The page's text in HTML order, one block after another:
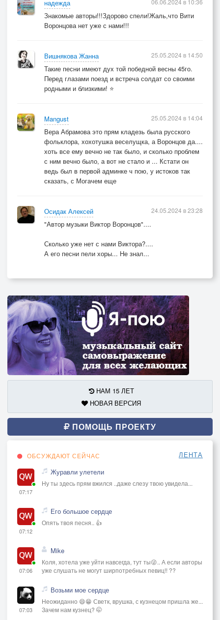
надежда
Знакомые авторы!!!Здорово спели!Жаль,что Вити
Воронцова нет уже с нами!!!
Вишнякова Жанна
Такие песни имеют дух той победной весны 45го.
Перед глазами поезд и встреча солдат со своими
родными и близкими! ⭐
25.05.2024 в 14:50
Mangust
Вера Абрамова это прям кладезь была русского
фольклора, хохотушка веселущка, а Воронцов да....
хоть все ему вечно не так было, и сколько проблем
с ним вечно было, а вот не стало и ... Кстати он
ведь был в первой админке ч пою, у истоков так
сказать, с Могачем еще
25.05.2024 в 14:04
Осидак Алексей
"Автор музыки Виктор Воронцов"....
Сколько уже нет с нами Виктора?....
А его песни пели хоры... Не знал...
24.05.2024 в 23:28
НАМ 15 ЛЕТ
НОВАЯ ВЕРСИЯ
ПОМОЩЬ ПРОЕКТУ
ОБСУЖДАЮТ СЕЙЧАС ЛЕНТА
07:17
Журавли улетели
Ну ты здесь прям вжился ..даже слезу твою увидела...
07:12
Его большое сердце
Опять твоя песня.. 👍
07:06
Mike
Коля, хотела уже уйти навсегда, тут ты😜.. А если авторы
уже слушать не могут ширпотребных певиц!! ??
07:03
Возьми мое сердце
Неожиданно 😄😁 Светк, врушка, с кузнецом пришла же...
Зачем нам кузнец? 🤭